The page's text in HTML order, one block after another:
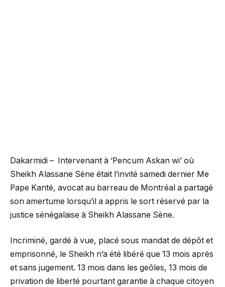
Dakarmidi – Intervenant à ‘Pencum Askan wi’ où
Sheikh Alassane Sène était l’invité samedi dernier Me
Pape Kanté, avocat au barreau de Montréal a partagé
son amertume lorsqu’il a appris le sort réservé par la
justice sénégalaise à Sheikh Alassane Sène.
Incriminé, gardé à vue, placé sous mandat de dépôt et
emprisonné, le Sheikh n’a été libéré que 13 mois après
et sans jugement. 13 mois dans les geôles, 13 mois de
privation de liberté pourtant garantie à chaque citoyen